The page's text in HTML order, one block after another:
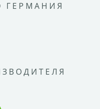
ГЕРМАНИЯ